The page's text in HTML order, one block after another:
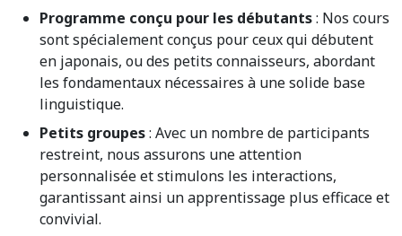
Programme conçu pour les débutants: Nos cours
sont spécialement conçus pour ceux qui débutent
en japonais, ou des petits connaisseurs, abordant
les fondamentaux nécessaires à une solide base
linguistique.
Petits groupes: Avec un nombre de participants
restreint, nous assurons une attention
personnalisée et stimulons les interactions,
garantissant ainsi un apprentissage plus efficace et
convivial.